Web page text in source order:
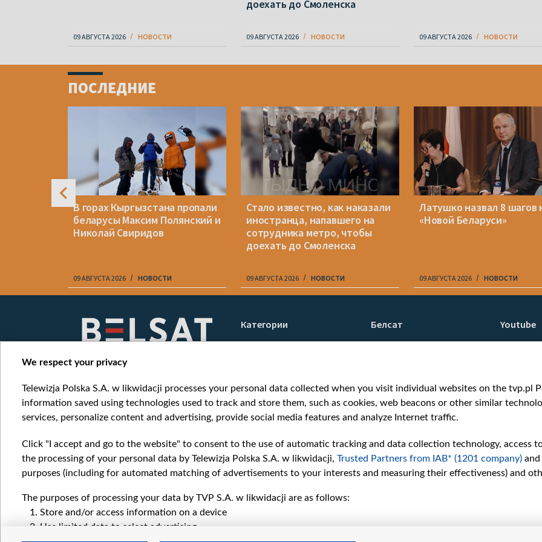
09 АВГУСТА 2026 НОВОСТИ
доехать до Смоленска
09 АВГУСТА 2026 НОВОСТИ 09 АВГУСТА 2026 НОВОСТИ
ПОСЛЕДНИЕ
В горах Кыргызстана пропали
беларусы Максим Полянский и
Николай Свиридов
09 АВГУСТА 2026 НОВОСТИ
Стало известно, как наказали
иностранца, напавшего на
сотрудника метро, чтобы
доехать до Смоленска
09 АВГУСТА 2026 НОВОСТИ
Латушко назвал 8 шагов
«Новой Беларуси»
09 АВГУСТА 2026 НОВОСТИ
10
Категории
Новости
Онлайн
Белсат
О нас
Ценности «Белсата»
Как нас смотреть
Награды
Как нас поддержать
Давление со стороны
беларусских властей
Youtube
Белсат
Belsat
Biełsat PL
Белсат
Белсат
Белсат
We respect your privacy
Telewizja Polska S.A. w likwidacji processes your personal data collected when you visit individual websites on the tvp.pl
information saved using technologies used to track and store them, such as cookies, web beacons or other similar
services, personalize content and advertising, provide social media features and analyze Internet traffic.
Click "I accept and go to the website" to consent to the use of automatic tracking and data collection technology, access
the processing of your personal data by Telewizja Polska S.A. w likwidacji, Trusted Partners from IAB* (1201 company)
purposes (including for automated matching of advertisements to your interests and measuring their effectiveness) and
The purposes of processing your data by TVP S.A. w likwidacji are as follows:
Store and/or access information on a device
Use limited data to select advertising